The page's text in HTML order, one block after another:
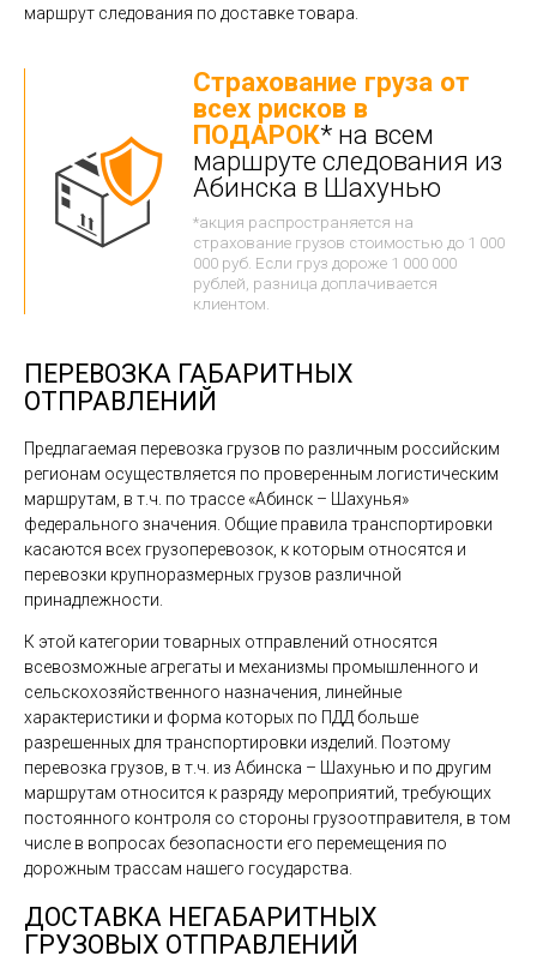
маршрут следования по доставке товара.
Страхование груза от
всех рисков в
ПОДАРОК* на всем
маршруте следования из
Абинска в Шахунью
*акция распространяется на
страхование грузов стоимостью до 1 000
000 руб. Если груз дороже 1 000 000
рублей, разница доплачивается
клиентом.
ПЕРЕВОЗКА ГАБАРИТНЫХ
ОТПРАВЛЕНИЙ
Предлагаемая перевозка грузов по различным российским
регионам осуществляется по проверенным логистическим
маршрутам, в т.ч. по трассе «Абинск – Шахунья»
федерального значения. Общие правила транспортировки
касаются всех грузоперевозок, к которым относятся и
перевозки крупноразмерных грузов различной
принадлежности.
К этой категории товарных отправлений относятся
всевозможные агрегаты и механизмы промышленного и
сельскохозяйственного назначения, линейные
характеристики и форма которых по ПДД больше
разрешенных для транспортировки изделий. Поэтому
перевозка грузов, в т.ч. из Абинска – Шахунью и по другим
маршрутам относится к разряду мероприятий, требующих
постоянного контроля со стороны грузоотправителя, в том
числе в вопросах безопасности его перемещения по
дорожным трассам нашего государства.
ДОСТАВКА НЕГАБАРИТНЫХ
ГРУЗОВЫХ ОТПРАВЛЕНИЙ